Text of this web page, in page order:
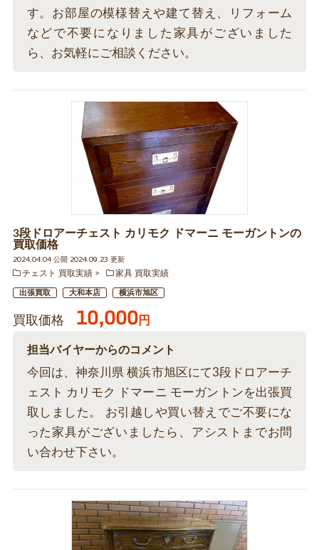
す。お部屋の模様替えや建て替え、リフォーム
などで不要になりました家具がございました
ら、お気軽にご相談ください。
3段ドロアーチェスト カリモク ドマーニ モーガントンの
買取価格
2024.04.04 公開 2024.09.23 更新
チェスト 買取実績
家具 買取実績
出張買取 大和本店 横浜市旭区
買取価格 10,000円
担当バイヤーからのコメント
今回は、神奈川県 横浜市旭区にて3段ドロアーチ
ェスト カリモク ドマーニ モーガントンを出張買
取しました。 お引越しや買い替えでご不要にな
った家具がございましたら、アシストまでお問
い合わせ下さい。